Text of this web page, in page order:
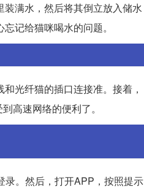
满水，然后将其倒立放入储水
记给猫咪喝水的问题。
光纤猫的插口连接准。接着，
高速网络的便利了。
录。然后，打开APP，按照提示